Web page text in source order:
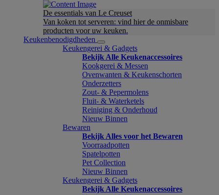
De essentials van Le Creuset
Van koken tot serveren: vind hier de onmisbare
producten voor uw keuken.
Keukenbenodigdheden
Keukengerei & Gadgets
Bekijk Alle Keukenaccessoires
Kookgerei & Messen
Ovenwanten & Keukenschorten
Onderzetters
Zout- & Pepermolens
Fluit- & Waterketels
Reiniging & Onderhoud
Nieuw Binnen
Bewaren
Bekijk Alles voor het Bewaren
Voorraadpotten
Spatelpotten
Pet Collection
Nieuw Binnen
Keukengerei & Gadgets
Bekijk Alle Keukenaccessoires